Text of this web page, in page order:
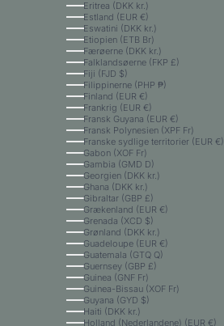
Eritrea (DKK kr.)
Estland (EUR €)
Eswatini (DKK kr.)
Etiopien (ETB Br)
Færøerne (DKK kr.)
Falklandsøerne (FKP £)
Fiji (FJD $)
Filippinerne (PHP ₱)
Finland (EUR €)
Frankrig (EUR €)
Fransk Guyana (EUR €)
Fransk Polynesien (XPF Fr)
Franske sydlige territorier (EUR €)
Gabon (XOF Fr)
Gambia (GMD D)
Georgien (DKK kr.)
Ghana (DKK kr.)
Gibraltar (GBP £)
Grækenland (EUR €)
Grenada (XCD $)
Grønland (DKK kr.)
Guadeloupe (EUR €)
Guatemala (GTQ Q)
Guernsey (GBP £)
Guinea (GNF Fr)
Guinea-Bissau (XOF Fr)
Guyana (GYD $)
Haiti (DKK kr.)
Holland (Nederlandene) (EUR €)